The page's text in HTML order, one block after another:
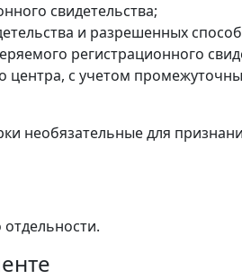
свидетельства;
и разрешенных
регистрационного
центра, с учетом
необязательные для